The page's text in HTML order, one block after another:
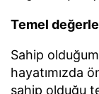
Temel
Sahip
hayatımızda
sahip olduğu